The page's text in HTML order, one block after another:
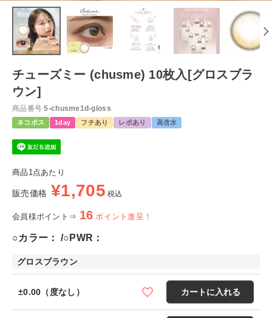
チューズミー (chusme) 10枚入[グロスブラ
ウン]
商品番号 5-chusme1d-gloss
ネコポス 1day フチあり レポあり 高含水
商品1点あたり
販売価格 ¥1,705 税込
会員様ポイント⇒ 16 ポイント進呈！
○カラー： ○PWR：
グロスブラウン
±0.00（度なし） カートに入れる